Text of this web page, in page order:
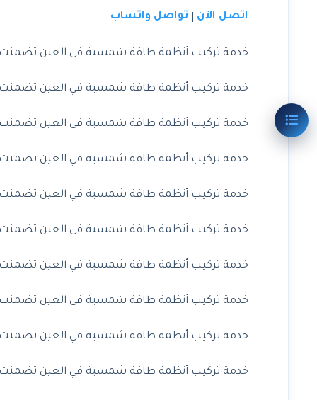
اتصل الآن تواصل واتساب
خدمة تركيب أنظمة طاقة شمسية في العين تضمنت
خدمة تركيب أنظمة طاقة شمسية في العين تضمنت
خدمة تركيب أنظمة طاقة شمسية في العين تضمنت
خدمة تركيب أنظمة طاقة شمسية في العين تضمنت
خدمة تركيب أنظمة طاقة شمسية في العين تضمنت
خدمة تركيب أنظمة طاقة شمسية في العين تضمنت
خدمة تركيب أنظمة طاقة شمسية في العين تضمنت
خدمة تركيب أنظمة طاقة شمسية في العين تضمنت
خدمة تركيب أنظمة طاقة شمسية في العين تضمنت
خدمة تركيب أنظمة طاقة شمسية في العين تضمنت